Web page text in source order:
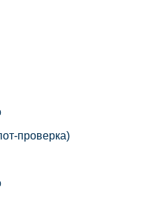
проверка)